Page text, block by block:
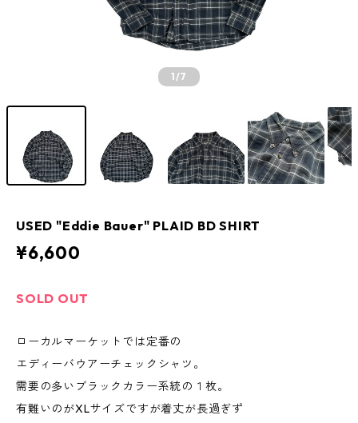
1/7
USED "Eddie Bauer" PLAID BD SHIRT
¥6,600
SOLD OUT
ローカルマーケットでは定番の
エディーバウアーチェックシャツ。
需要の多いブラックカラー系統の１枚。
有難いのがXLサイズですが着丈が長過ぎず